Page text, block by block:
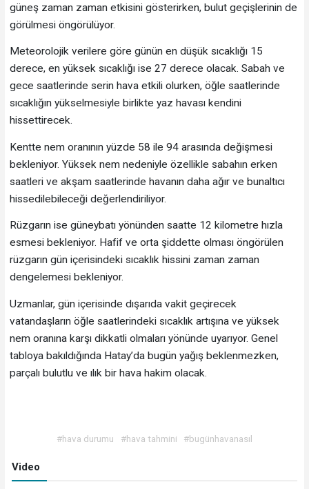
güneş zaman zaman etkisini gösterirken, bulut geçişlerinin de
görülmesi öngörülüyor.
Meteorolojik verilere göre günün en düşük sıcaklığı 15
derece, en yüksek sıcaklığı ise 27 derece olacak. Sabah ve
gece saatlerinde serin hava etkili olurken, öğle saatlerinde
sıcaklığın yükselmesiyle birlikte yaz havası kendini
hissettirecek.
Kentte nem oranının yüzde 58 ile 94 arasında değişmesi
bekleniyor. Yüksek nem nedeniyle özellikle sabahın erken
saatleri ve akşam saatlerinde havanın daha ağır ve bunaltıcı
hissedilebileceği değerlendiriliyor.
Rüzgarın ise güneybatı yönünden saatte 12 kilometre hızla
esmesi bekleniyor. Hafif ve orta şiddette olması öngörülen
rüzgarın gün içerisindeki sıcaklık hissini zaman zaman
dengelemesi bekleniyor.
Uzmanlar, gün içerisinde dışarıda vakit geçirecek
vatandaşların öğle saatlerindeki sıcaklık artışına ve yüksek
nem oranına karşı dikkatli olmaları yönünde uyarıyor. Genel
tabloya bakıldığında Hatay’da bugün yağış beklenmezken,
parçalı bulutlu ve ılık bir hava hakim olacak.
#hava durumu #hava tahmini #bugünhavanasıl
Video